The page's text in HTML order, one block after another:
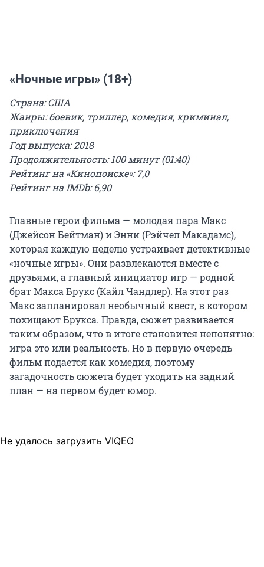
«Ночные игры» (18+)
Страна: США
Жанры: боевик, триллер, комедия, криминал,
приключения
Год выпуска: 2018
Продолжительность: 100 минут (01:40)
Рейтинг на «Кинопоиске»: 7,0
Рейтинг на IMDb: 6,90
Главные герои фильма — молодая пара Макс
(Джейсон Бейтман) и Энни (Рэйчел Макадамс),
которая каждую неделю устраивает детективные
«ночные игры». Они развлекаются вместе с
друзьями, а главный инициатор игр — родной
брат Макса Брукс (Кайл Чандлер). На этот раз
Макс запланировал необычный квест, в котором
похищают Брукса. Правда, сюжет развивается
таким образом, что в итоге становится непонятно:
игра это или реальность. Но в первую очередь
фильм подается как комедия, поэтому
загадочность сюжета будет уходить на задний
план — на первом будет юмор.
Не удалось загрузить VIQEO